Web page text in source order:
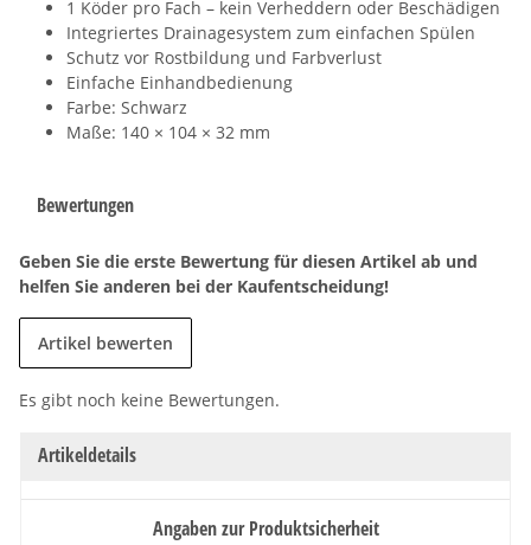
1 Köder pro Fach – kein Verheddern oder Beschädigen
Integriertes Drainagesystem zum einfachen Spülen
Schutz vor Rostbildung und Farbverlust
Einfache Einhandbedienung
Farbe: Schwarz
Maße: 140 × 104 × 32 mm
Bewertungen
Geben Sie die erste Bewertung für diesen Artikel ab und
helfen Sie anderen bei der Kaufentscheidung!
Artikel bewerten
Es gibt noch keine Bewertungen.
Artikeldetails
Angaben zur Produktsicherheit